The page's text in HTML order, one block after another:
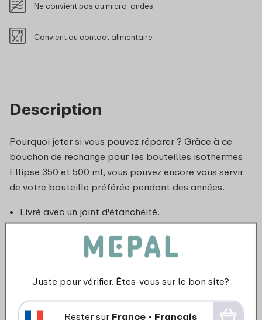
Description
Pourquoi jeter si vous pouvez réparer ? Grâce à ce
bouchon de rechange pour les bouteilles isothermes
Ellipse 350 et 500 ml, vous pouvez encore vous servir
de votre bouteille préférée pendant des années.
Livré avec un joint d'étanchéité.
Ne convient pas au micro-ondes
Convient au contact alimentaire
Juste pour vérifier. Êtes-vous sur le bon site?
Rester sur France - Francais